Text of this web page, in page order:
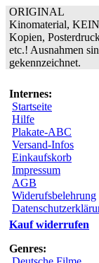
ORIGINAL
Kinomaterial,
Kopien,
etc.! Ausnahmen
gekennzeichnet.
Internes:
Startseite
Hilfe
Plakate-ABC
Versand-Infos
Einkaufskorb
Impressum
AGB
Widerufsbelehrung
Kauf widerrufen
Genres: